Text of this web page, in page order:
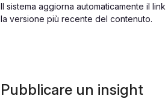
Il sistema aggiorna automaticamente il
la versione più recente del contenuto.
Pubblicare un insight